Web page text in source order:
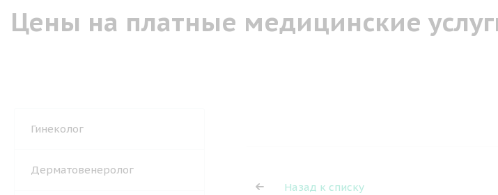
Цены на платные медицинские
Гинеколог
Дерматовенеролог
Назад к списку